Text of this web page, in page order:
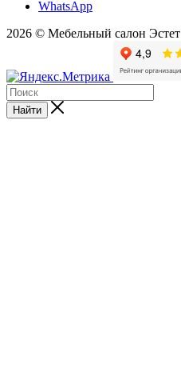
WhatsApp
2026 © Мебельный салон Эстет
Найти